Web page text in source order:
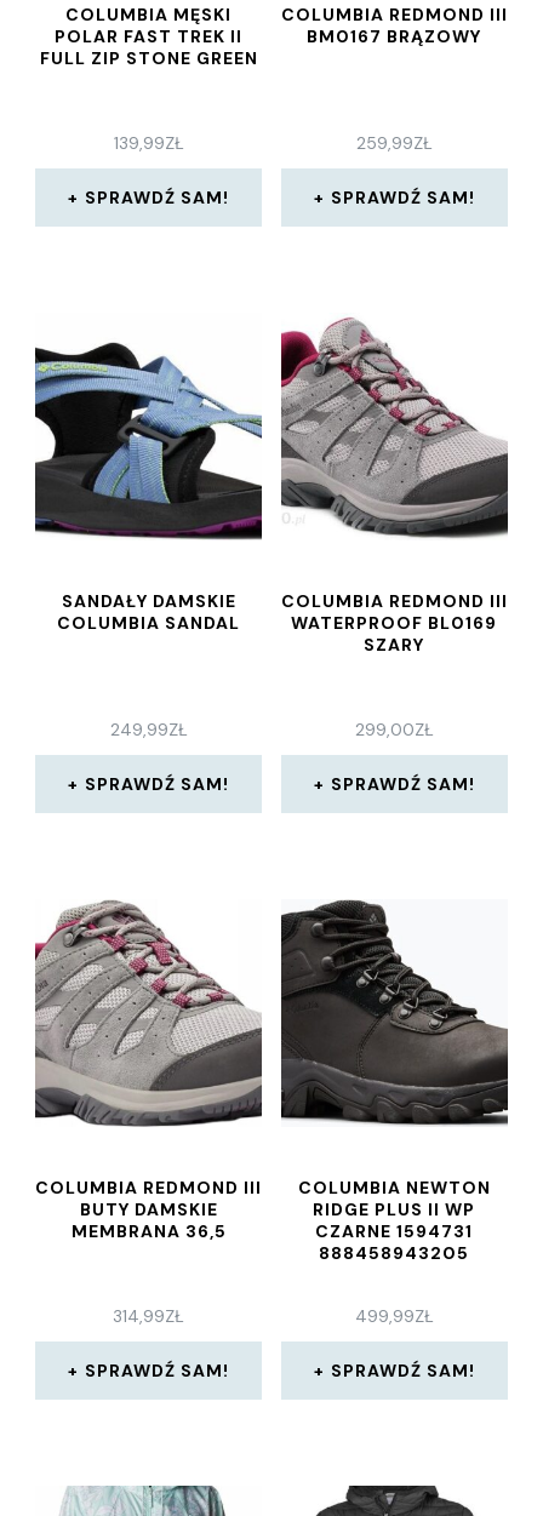
COLUMBIA MĘSKI
POLAR FAST TREK II
FULL ZIP STONE GREEN
139,99ZŁ
SPRAWDŹ SAM!
COLUMBIA REDMOND III
BM0167 BRĄZOWY
259,99ZŁ
SPRAWDŹ SAM!
SANDAŁY DAMSKIE
COLUMBIA SANDAL
249,99ZŁ
SPRAWDŹ SAM!
COLUMBIA REDMOND III
WATERPROOF BL0169
SZARY
299,00ZŁ
SPRAWDŹ SAM!
COLUMBIA REDMOND III
BUTY DAMSKIE
MEMBRANA 36,5
314,99ZŁ
SPRAWDŹ SAM!
COLUMBIA NEWTON
RIDGE PLUS II WP
CZARNE 1594731
888458943205
499,99ZŁ
SPRAWDŹ SAM!